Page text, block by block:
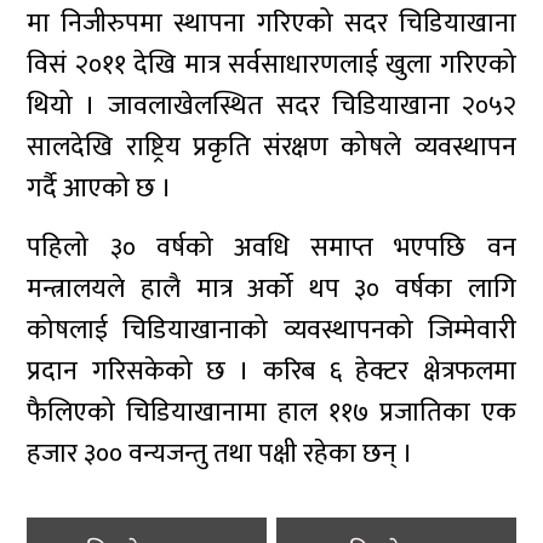
मा निजीरुपमा स्थापना गरिएको सदर चिडियाखाना
विसं २०११ देखि मात्र सर्वसाधारणलाई खुला गरिएको
थियो । जावलाखेलस्थित सदर चिडियाखाना २०५२
सालदेखि राष्ट्रिय प्रकृति संरक्षण कोषले व्यवस्थापन
गर्दै आएको छ ।
पहिलो ३० वर्षको अवधि समाप्त भएपछि वन
मन्त्रालयले हालै मात्र अर्को थप ३० वर्षका लागि
कोषलाई चिडियाखानाको व्यवस्थापनको जिम्मेवारी
प्रदान गरिसकेको छ । करिब ६ हेक्टर क्षेत्रफलमा
फैलिएको चिडियाखानामा हाल ११७ प्रजातिका एक
हजार ३०० वन्यजन्तु तथा पक्षी रहेका छन् ।